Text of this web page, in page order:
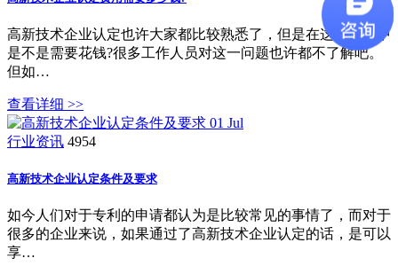
高新技术企业认定也许大家都比较熟悉了，但是在这个过程中
是不是需要花钱?很多工作人员对这一问题也许都不了解吧。
但如…
查看详细 >>
01 Jul
行业资讯 4954
高新技术企业认定条件及要求
如今人们对于专利的申请都认为是比较常见的事情了，而对于
很多的企业来说，如果通过了高新技术企业认定的话，是可以
享…